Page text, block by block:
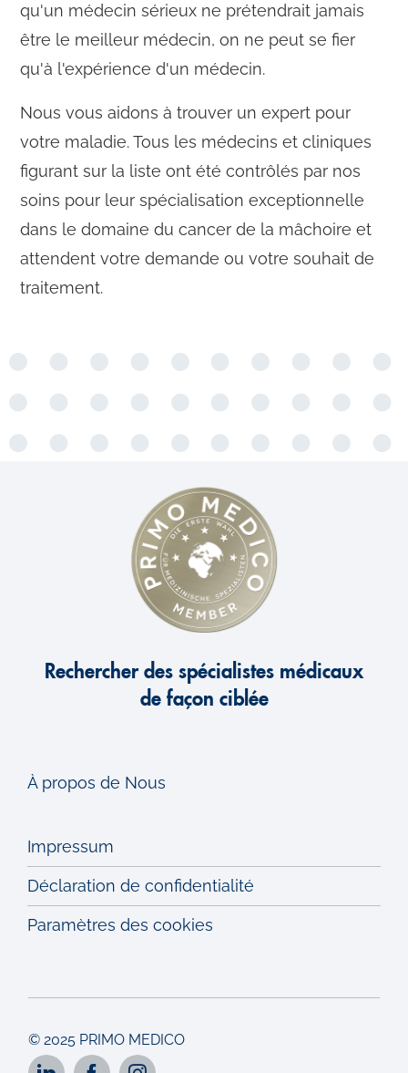
qu'un médecin sérieux ne prétendrait jamais
être le meilleur médecin, on ne peut se fier
qu'à l'expérience d'un médecin.
Nous vous aidons à trouver un expert pour
votre maladie. Tous les médecins et cliniques
figurant sur la liste ont été contrôlés par nos
soins pour leur spécialisation exceptionnelle
dans le domaine du cancer de la mâchoire et
attendent votre demande ou votre souhait de
traitement.
Rechercher des spécialistes médicaux
de façon ciblée
À propos de Nous
Impressum
Déclaration de confidentialité
Paramètres des cookies
© 2025 PRIMO MEDICO